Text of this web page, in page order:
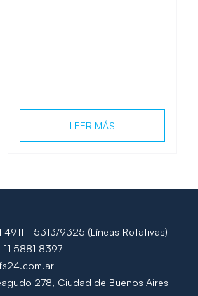
LEER MÁS
4911 - 5313/9325 (Líneas Rotativas)
5881 8397
278, Ciudad de Buenos Aires